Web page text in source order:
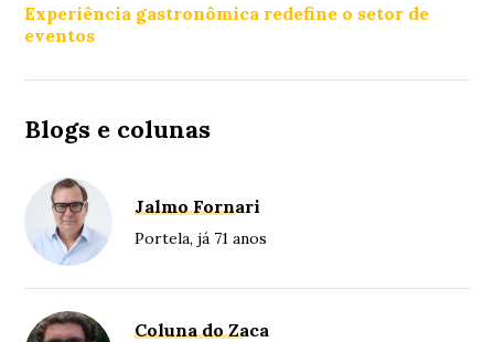
Experiência gastronômica redefine o setor de
eventos
Blogs e colunas
Jalmo Fornari
Portela, já 71 anos
Coluna do Zaca